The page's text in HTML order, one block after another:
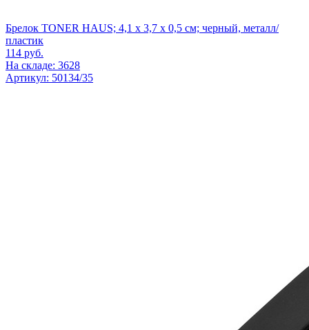
Брелок TONER HAUS; 4,1 x 3,7 x 0,5 см; черный, металл/
пластик
114 руб.
На складе: 3628
Артикул: 50134/35